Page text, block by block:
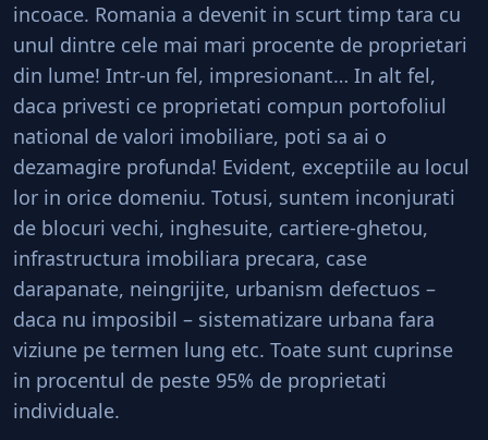
incoace. Romania a devenit in scurt timp tara cu
unul dintre cele mai mari procente de proprietari
din lume! Intr-un fel, impresionant… In alt fel,
daca privesti ce proprietati compun portofoliul
national de valori imobiliare, poti sa ai o
dezamagire profunda! Evident, exceptiile au locul
lor in orice domeniu. Totusi, suntem inconjurati
de blocuri vechi, inghesuite, cartiere-ghetou,
infrastructura imobiliara precara, case
darapanate, neingrijite, urbanism defectuos –
daca nu imposibil – sistematizare urbana fara
viziune pe termen lung etc. Toate sunt cuprinse
in procentul de peste 95% de proprietati
individuale.